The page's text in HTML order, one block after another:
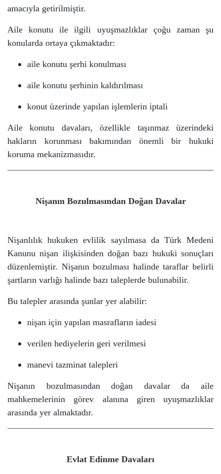
amacıyla getirilmiştir.
Aile konutu ile ilgili uyuşmazlıklar çoğu zaman şu
konularda ortaya çıkmaktadır:
aile konutu şerhi konulması
aile konutu şerhinin kaldırılması
konut üzerinde yapılan işlemlerin iptali
Aile konutu davaları, özellikle taşınmaz üzerindeki
hakların korunması bakımından önemli bir hukuki
koruma mekanizmasıdır.
Nişanın Bozulmasından Doğan Davalar
Nişanlılık hukuken evlilik sayılmasa da Türk Medeni
Kanunu nişan ilişkisinden doğan bazı hukuki sonuçları
düzenlemiştir. Nişanın bozulması halinde taraflar belirli
şartların varlığı halinde bazı taleplerde bulunabilir.
Bu talepler arasında şunlar yer alabilir:
nişan için yapılan masrafların iadesi
verilen hediyelerin geri verilmesi
manevi tazminat talepleri
Nişanın bozulmasından doğan davalar da aile
mahkemelerinin görev alanına giren uyuşmazlıklar
arasında yer almaktadır.
Evlat Edinme Davaları